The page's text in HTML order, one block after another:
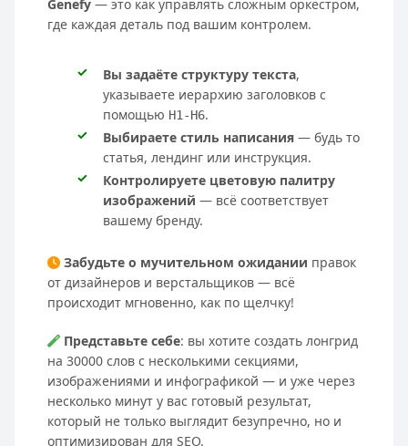
Genefy — это как управлять сложным оркестром,
где каждая деталь под вашим контролем.
Вы задаёте структуру текста,
указываете иерархию заголовков с
помощью H1-H6.
Выбираете стиль написания— будь то
статья, лендинг или инструкция.
Контролируете цветовую палитру
изображений — всё соответствует
вашему бренду.
Забудьте о мучительном ожидании правок
от дизайнеров и верстальщиков — всё
происходит мгновенно, как по щелчку!
Представьте себе: вы хотите создать лонгрид
на 30000 слов с несколькими секциями,
изображениями и инфографикой — и уже через
несколько минут у вас готовый результат,
который не только выглядит безупречно, но и
оптимизирован для SEO.